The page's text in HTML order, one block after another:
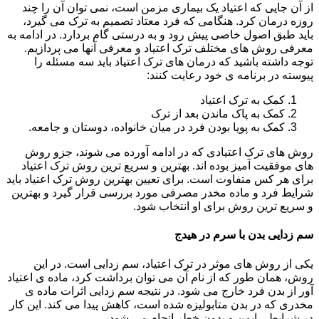
از آن جایی که اعتیاد یک بیماری مزمن است، نمی توان آن را چند
روزه درمان کرد. هنگامی که فرد معتاد تصمیم به ترک می گیرد،
باید طبق اصول خاصی پیش رود و به درستی گام بردارد. در ادامه به
معرفی روش های مختلف ترک اعتیاد و معرفی آنها می پردازیم.
توجه داشته باشید که درمان های ترک اعتیاد باید سه مسئله را
پیوسته در برنامه ی خود رعایت کنند:
کمک به ترک اعتیاد
کمک به پاک ماندن بعد از ترک
کمک به پویا بودن فرد در میان خانواده، دوستان و جامعه.
روش های ترک اعتیادی که در ادامه آورده می شوند، جزو روش
های موفقیت آمیز بوده اند. بهترین و سریع ترین روش ترک اعتیاد
برای هر کس متفاوت است. برای تعیین بهترین روش ترک اعتیاد باید
شرایط فرد و ماده مخدر مصرفی مورد بررسی قرار گیرد و بهترین
و سریع ترین روش برای او انتخاب شود.
سم زدایی بدن با سرم در هیدج
یکی از روش های موثر در ترک اعتیاد، سم زدایی است. در این
روش، همان طور که از نام آن می توان برداشت کرد، ماده ی اعتیاد
آور از بدن فرد خارج می شود. در نتیجه سم زدایی اثرات ماده ی
مخدری که در بدن متابولیزه شده است، کاهش پیدا می کند. این کار